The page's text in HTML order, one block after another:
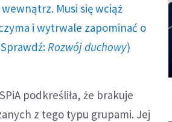
Musi się wciąż
i wytrwale zapominać o
Rozwój duchowy)
podkreśliła, że brakuje
z tego typu grupami. Jej